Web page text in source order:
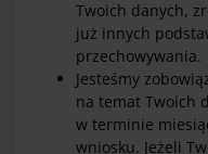
Twoich danych,
już innych
przechowywania.
Jesteśmy
na temat Twoich
w terminie
wniosku. Jeżeli